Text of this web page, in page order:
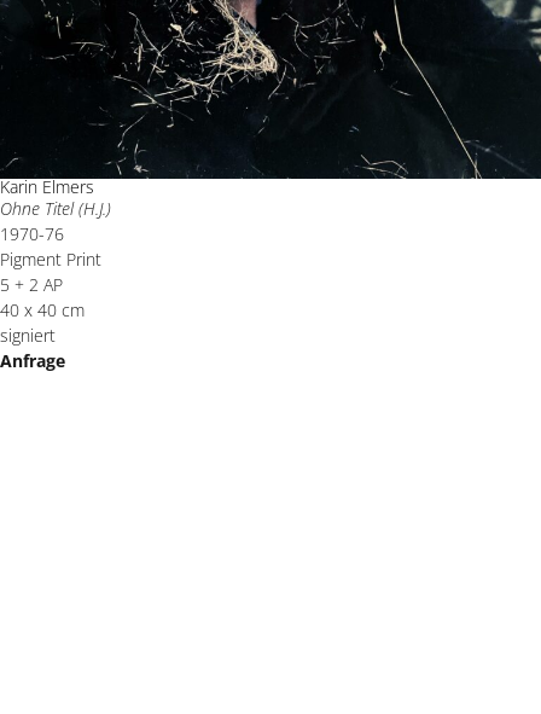
Karin Elmers
Ohne Titel (H.J.)
1970-76
Pigment Print
5 + 2 AP
40 x 40 cm
signiert
Anfrage